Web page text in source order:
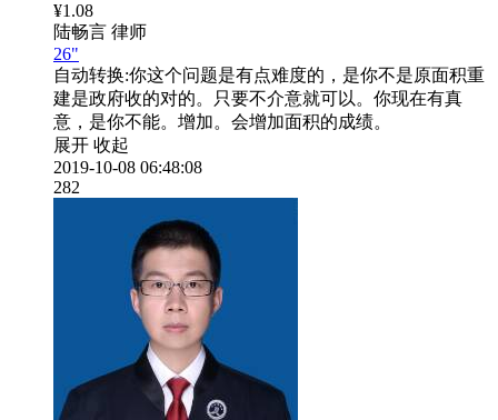
¥1.08
陆畅言 律师
26"
自动转换:你这个问题是有点难度的，是你不是原面积重
建是政府收的对的。只要不介意就可以。你现在有真
意，是你不能。增加。会增加面积的成绩。
展开 收起
2019-10-08 06:48:08
282